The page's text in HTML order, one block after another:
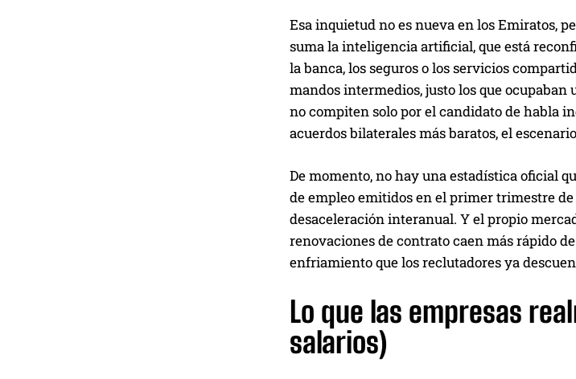
Esa inquietud no es nueva en los Emiratos,
suma la inteligencia artificial, que está
la banca, los seguros o los servicios
mandos intermedios, justo los que ocupaban
no compiten solo por el candidato de habla
acuerdos bilaterales más baratos, el
De momento, no hay una estadística oficial
de empleo emitidos en el primer trimestre
desaceleración interanual. Y el propio
renovaciones de contrato caen más rápido
enfriamiento que los reclutadores ya
Lo que las empresas
salarios)